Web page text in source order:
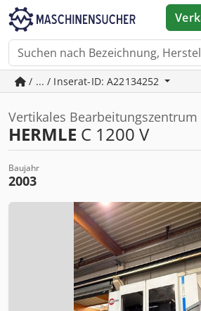
/ ... / Inserat-ID: A22134252
Vertikales Bearbeitungszentrum
HERMLE C 1200 V
Baujahr
2003